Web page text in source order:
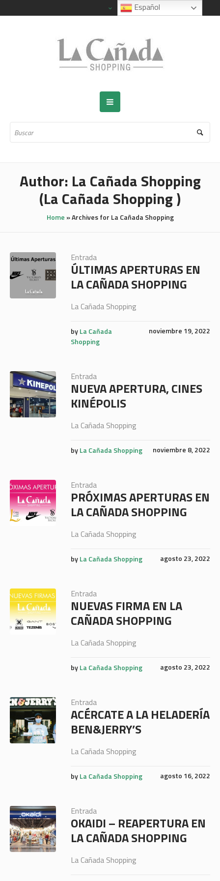
Author: La Cañada Shopping
(La Cañada Shopping )
Home »Archives for La Cañada Shopping
Entrada
ÚLTIMAS APERTURAS EN
LA CAÑADA SHOPPING
La Cañada Shopping
noviembre 19, 2022
byLa Cañada
Shopping
Entrada
NUEVA APERTURA, CINES
KINÉPOLIS
La Cañada Shopping
noviembre 8, 2022
byLa Cañada Shopping
Entrada
PRÓXIMAS APERTURAS EN
LA CAÑADA SHOPPING
La Cañada Shopping
agosto 23, 2022
byLa Cañada Shopping
Entrada
NUEVAS FIRMA EN LA
CAÑADA SHOPPING
La Cañada Shopping
agosto 23, 2022
byLa Cañada Shopping
Entrada
ACÉRCATE A LA HELADERÍA
BEN&JERRY’S
La Cañada Shopping
agosto 16, 2022
byLa Cañada Shopping
Entrada
OKAIDI – REAPERTURA EN
LA CAÑADA SHOPPING
La Cañada Shopping
Español